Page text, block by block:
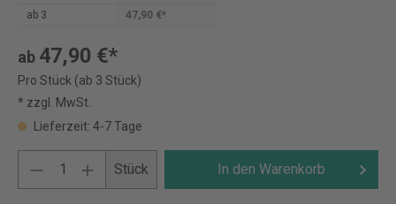
ab 3 47,90 €*
ab 47,90 €*
Pro Stück (ab 3 Stück)
* zzgl. MwSt.
Lieferzeit: 4-7 Tage
Stück In den Warenkorb